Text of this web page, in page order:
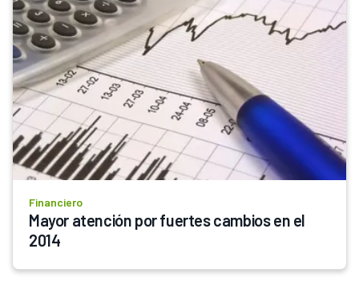
Financiero
Mayor atención por fuertes cambios en el
2014